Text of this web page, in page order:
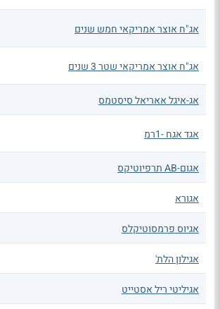
אג"ח אוצר אמריקאי חמש שנים
אג"ח אוצר אמריקאי שטר 3 שנים
אג-איגל אאריאל סיסטמס
אגד אגח -1רמ
אגום-AB תרפיוטיקס
אגורא
אגיוס פרמסוטיקלס
אגילון הלת'
אגיליטי ריל אסטייט